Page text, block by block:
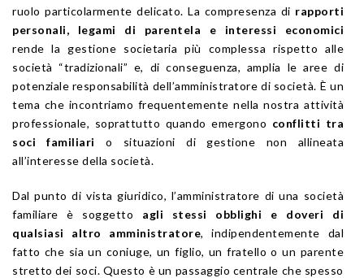
ruolo particolarmente delicato. La compresenza di rapporti
personali, legami di parentela e interessi economici
rende la gestione societaria più complessa rispetto alle
società “tradizionali” e, di conseguenza, amplia le aree di
potenziale responsabilità dell’amministratore di società. È un
tema che incontriamo frequentemente nella nostra attività
professionale, soprattutto quando emergono conflitti tra
soci familiari
o situazioni di gestione non allineata
all’interesse della società.
Dal punto di vista giuridico, l’amministratore di una società
familiare è soggetto agli stessi obblighi e doveri di
qualsiasi altro amministratore, indipendentemente dal
fatto che sia un coniuge, un figlio, un fratello o un parente
stretto dei soci. Questo è un passaggio centrale che spesso